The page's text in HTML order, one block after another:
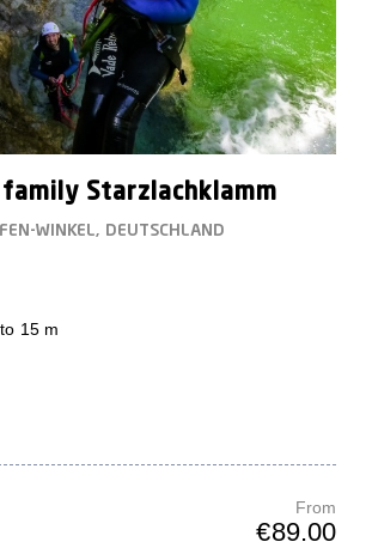
family Starzlachklamm
WINKEL, DEUTSCHLAND
15 m
From
€89.00